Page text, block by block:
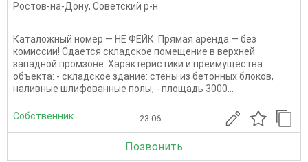
Ростов-на-Дону, Советский р-н
Каталожный номер — НЕ ФЕЙК. Прямая аренда — без
комиссии! Сдается складское помещение в верхней
западной промзоне. Характеристики и преимущества
объекта: - складское здание: стены из бетонных блоков,
наливные шлифованные полы, - площадь 3000...
Собственник 23.06
Позвонить